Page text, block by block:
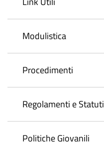
Modulistica
Procedimenti
Regolamenti e Statuti
Politiche Giovanili